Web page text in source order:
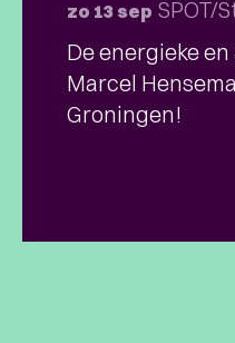
zo 13 sep SPOT/
De energieke
Marcel
Groningen!